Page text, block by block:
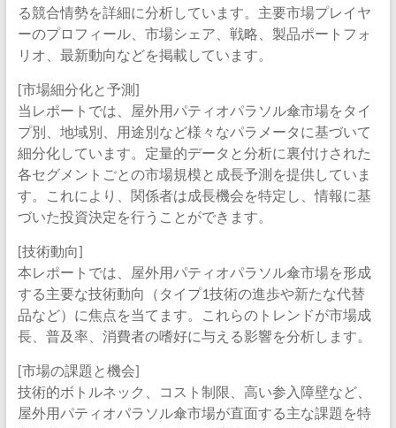
る競合情勢を詳細に分析しています。主要市場プレイヤ
ーのプロフィール、市場シェア、戦略、製品ポートフォ
リオ、最新動向などを掲載しています。
[市場細分化と予測]
当レポートでは、屋外用パティオパラソル傘市場をタイ
プ別、地域別、用途別など様々なパラメータに基づいて
細分化しています。定量的データと分析に裏付けされた
各セグメントごとの市場規模と成長予測を提供していま
す。これにより、関係者は成長機会を特定し、情報に基
づいた投資決定を行うことができます。
[技術動向]
本レポートでは、屋外用パティオパラソル傘市場を形成
する主要な技術動向（タイプ1技術の進歩や新たな代替
品など）に焦点を当てます。これらのトレンドが市場成
長、普及率、消費者の嗜好に与える影響を分析します。
[市場の課題と機会]
技術的ボトルネック、コスト制限、高い参入障壁など、
屋外用パティオパラソル傘市場が直面する主な課題を特